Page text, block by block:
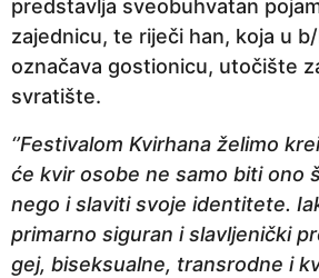
predstavlja sveobuhvatan
zajednicu, te riječi han, koja u
označava gostionicu, utočište
svratište.
‘’Festivalom Kvirhana želimo
će kvir osobe ne samo biti ono
nego i slaviti svoje identitete.
primarno siguran i slavljenički
gej, biseksualne, transrodne i